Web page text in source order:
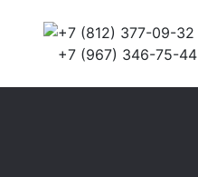
+7 (812) 377-09-32
+7 (967) 346-75-44